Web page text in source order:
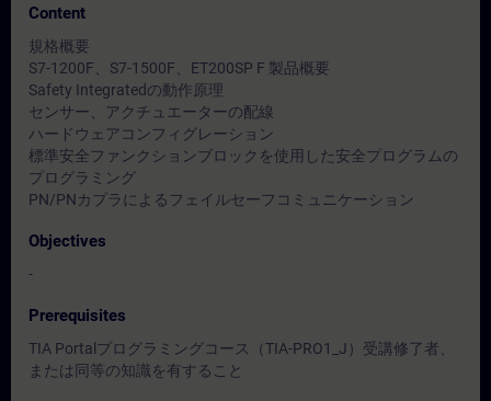
Content
規格概要
S7-1200F、S7-1500F、ET200SP F 製品概要
Safety Integratedの動作原理
センサー、アクチュエーターの配線
ハードウェアコンフィグレーション
標準安全ファンクションブロックを使用した安全プログラムの
プログラミング
PN/PNカプラによるフェイルセーフコミュニケーション
Objectives
-
Prerequisites
TIA Portalプログラミングコース（TIA-PRO1_J）受講修了者、
または同等の知識を有すること